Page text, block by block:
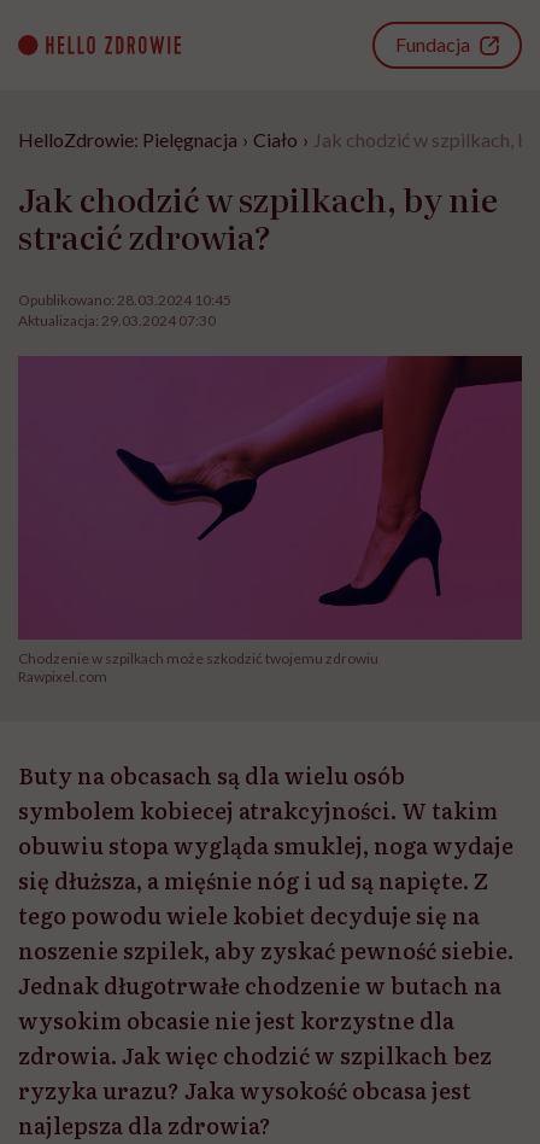
content
Fundacja
HelloZdrowie: Pielęgnacja › Ciało › Jak chodzić w szpilkach,
Jak chodzić w szpilkach, by nie
stracić zdrowia?
Opublikowano: 28.03.2024 10:45
Aktualizacja: 29.03.2024 07:30
Chodzenie w szpilkach może szkodzić twojemu zdrowiu
Rawpixel.com
Buty na obcasach są dla wielu osób
symbolem kobiecej atrakcyjności. W takim
obuwiu stopa wygląda smuklej, noga wydaje
się dłuższa, a mięśnie nóg i ud są napięte. Z
tego powodu wiele kobiet decyduje się na
noszenie szpilek, aby zyskać pewność siebie.
Jednak długotrwałe chodzenie w butach na
wysokim obcasie nie jest korzystne dla
zdrowia. Jak więc chodzić w szpilkach bez
ryzyka urazu? Jaka wysokość obcasa jest
najlepsza dla zdrowia?